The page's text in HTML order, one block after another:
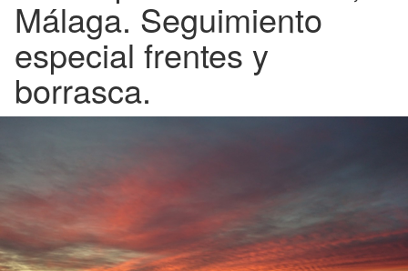
Málaga. Seguimiento
especial frentes y
borrasca.